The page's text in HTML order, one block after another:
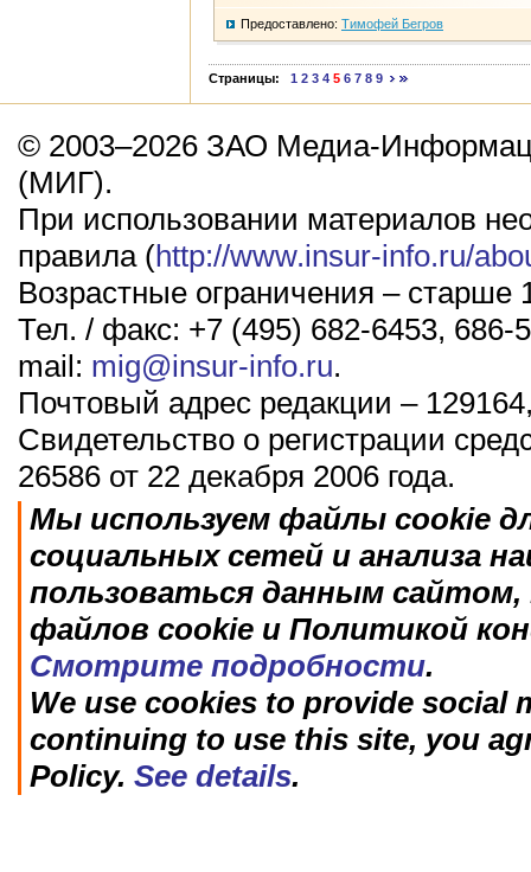
Предоставлено: Тимофей Бегров
Страницы: 1 2 3 4 5 6 7 8 9
© 2003–2026 ЗАО Медиа-
(МИГ).
При использовании материалов
правила (http://www.insur-info.ru/
Возрастные ограничения – старше
Тел. / факс: +7 (495) 682-6453, 686-
mail: mig@insur-info.ru.
Почтовый адрес редакции –
Свидетельство о регистрации
26586 от 22 декабря 2006 года.
Мы используем файлы cookie
социальных сетей и анализа
пользоваться данным
файлов cookie и Политикой
Смотрите подробности.
We use cookies to provide social
continuing to use this site, you
Policy. See details.